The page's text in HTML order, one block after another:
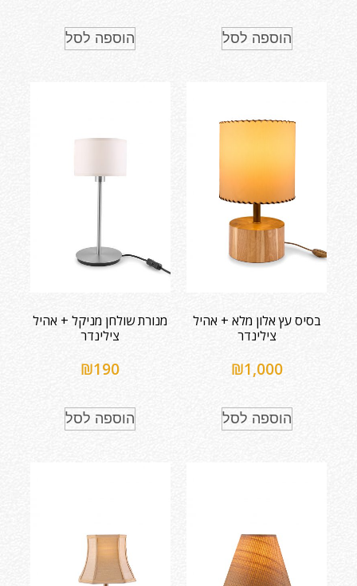
הוספה לסל הוספה לסל
בסיס עץ אלון מלא + אהיל
צילינדר
₪1,000
הוספה לסל
מנורת שולחן מניקל + אהיל
צילינדר
₪190
הוספה לסל